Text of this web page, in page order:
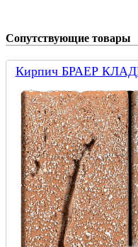
Сопутствующие товары
Кирпич БРАЕР